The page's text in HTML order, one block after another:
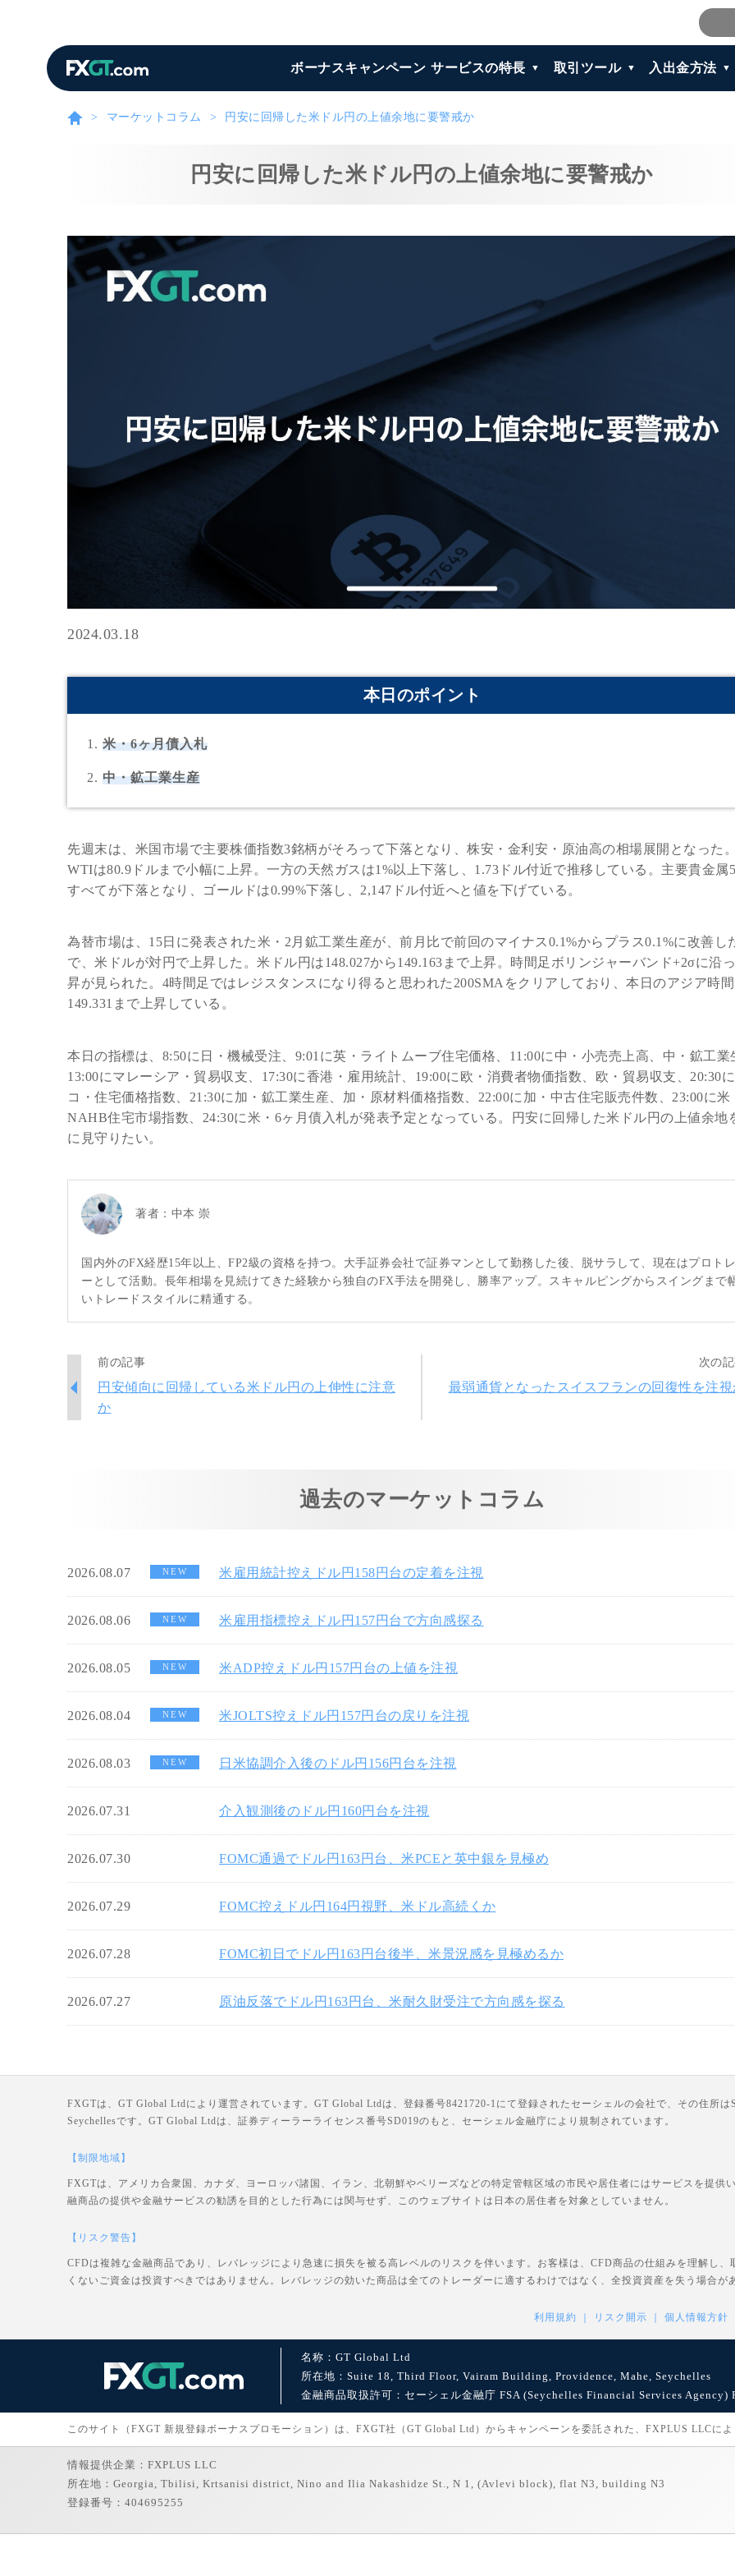
ボーナスキャンペーン サービスの特長 取引ツール 入出金方法
マーケットコラム 円安に回帰した米ドル円の上値余地に要警戒か
円安に回帰した米ドル円の上値余地に要警戒か
2024.03.18
本日のポイント
米・6ヶ月債入札
中・鉱工業生産
先週末は、米国市場で主要株価指数3銘柄がそろって下落となり、株安・金利安・原油高の相場展開となった
WTIは80.9ドルまで小幅に上昇。一方の天然ガスは1%以上下落し、1.73ドル付近で推移している。主要貴金属
すべてが下落となり、ゴールドは0.99%下落し、2,147ドル付近へと値を下げている。
為替市場は、15日に発表された米・2月鉱工業生産が、前月比で前回のマイナス0.1%からプラス0.1%に改善し
で、米ドルが対円で上昇した。米ドル円は148.027から149.163まで上昇。時間足ボリンジャーバンド+2σに沿
昇が見られた。4時間足ではレジスタンスになり得ると思われた200SMAをクリアしており、本日のアジア時
149.331まで上昇している。
本日の指標は、8:50に日・機械受注、9:01に英・ライトムーブ住宅価格、11:00に中・小売売上高、中・鉱工業
13:00にマレーシア・貿易収支、17:30に香港・雇用統計、19:00に欧・消費者物価指数、欧・貿易収支、20:30
コ・住宅価格指数、21:30に加・鉱工業生産、加・原材料価格指数、22:00に加・中古住宅販売件数、23:00に米
NAHB住宅市場指数、24:30に米・6ヶ月債入札が発表予定となっている。円安に回帰した米ドル円の上値余地
に見守りたい。
著者： 中本 崇
国内外のFX経歴15年以上、FP2級の資格を持つ。大手証券会社で証券マンとして勤務した後、脱サラして、現在はプロト
ーとして活動。長年相場を見続けてきた経験から独自のFX手法を開発し、勝率アップ。スキャルピングからスイングまで
いトレードスタイルに精通する。
前の記事
円安傾向に回帰している米ドル円の上伸性に注意
か
次の
最弱通貨となったスイスフランの回復性を注視
過去のマーケットコラム
2026.08.07 NEW 米雇用統計控えドル円158円台の定着を注視
2026.08.06 NEW 米雇用指標控えドル円157円台で方向感探る
2026.08.05 NEW 米ADP控えドル円157円台の上値を注視
2026.08.04 NEW 米JOLTS控えドル円157円台の戻りを注視
2026.08.03 NEW 日米協調介入後のドル円156円台を注視
2026.07.31 介入観測後のドル円160円台を注視
2026.07.30 FOMC通過でドル円163円台、米PCEと英中銀を見極め
2026.07.29 FOMC控えドル円164円視野、米ドル高続くか
2026.07.28 FOMC初日でドル円163円台後半、米景況感を見極めるか
2026.07.27 原油反落でドル円163円台、米耐久財受注で方向感を探る
FXGTは、GT Global Ltdにより運営されています。GT Global Ltdは、登録番号8421720-1にて登録されたセーシェルの会社で、その住所
Seychellesです。GT Global Ltdは、証券ディーラーライセンス番号SD019のもと、セーシェル金融庁により規制されています。
【制限地域】
FXGTは、アメリカ合衆国、カナダ、ヨーロッパ諸国、イラン、北朝鮮やベリーズなどの特定管轄区域の市民や居住者にはサービスを提供
融商品の提供や金融サービスの勧誘を目的とした行為には関与せず、このウェブサイトは日本の居住者を対象としていません。
【リスク警告】
CFDは複雑な金融商品であり、レバレッジにより急速に損失を被る高レベルのリスクを伴います。お客様は、CFD商品の仕組みを理解し
くないご資金は投資すべきではありません。レバレッジの効いた商品は全てのトレーダーに適するわけではなく、全投資資産を失う場合が
利用規約 リスク開示 個人情報方針
名称：GT Global Ltd
所在地：Suite 18, Third Floor, Vairam Building, Providence, Mahe, Seychelles
金融商品取扱許可：セーシェル金融庁 FSA (Seychelles Financial Services Agency)
このサイト（FXGT 新規登録ボーナスプロモーション）は、FXGT社（GT Global Ltd）からキャンペーンを委託された、FXPLUS LLCによ
情報提供企業：FXPLUS LLC
所在地：Georgia, Tbilisi, Krtsanisi district, Nino and Ilia Nakashidze St., N 1, (Avlevi block), flat N3, building N3
登録番号：404695255